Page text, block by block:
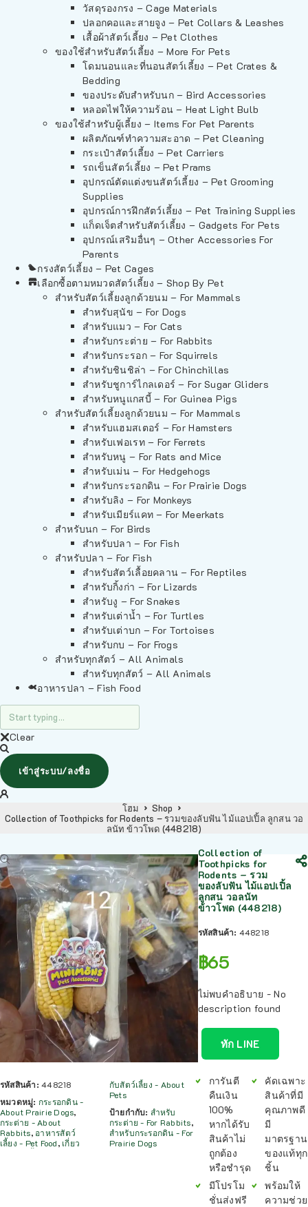
วัสดุรองกรง – Cage Materials
ปลอกคอและสายจูง – Pet Collars & Leashes
เสื้อผ้าสัตว์เลี้ยง – Pet Clothes
ของใช้สำหรับสัตว์เลี้ยง – More For Pets
โดมนอนและที่นอนสัตว์เลี้ยง – Pet Crates &
Bedding
ของประดับสำหรับนก – Bird Accessories
หลอดไฟให้ความร้อน – Heat Light Bulb
ของใช้สำหรับผู้เลี้ยง – Items For Pet Parents
ผลิตภัณฑ์ทำความสะอาด – Pet Cleaning
กระเป๋าสัตว์เลี้ยง – Pet Carriers
รถเข็นสัตว์เลี้ยง – Pet Prams
อุปกรณ์ตัดแต่งขนสัตว์เลี้ยง – Pet Grooming
Supplies
อุปกรณ์การฝึกสัตว์เลี้ยง – Pet Training Supplies
แก็ดเจ็ตสำหรับสัตว์เลี้ยง – Gadgets For Pets
อุปกรณ์เสริมอื่นๆ – Other Accessories For
Parents
กรงสัตว์เลี้ยง – Pet Cages
เลือกซื้อตามหมวดสัตว์เลี้ยง – Shop By Pet
สำหรับสัตว์เลี้ยงลูกด้วยนม – For Mammals
สำหรับสุนัข – For Dogs
สำหรับแมว – For Cats
สำหรับกระต่าย – For Rabbits
สำหรับกระรอก – For Squirrels
สำหรับชินชิล่า – For Chinchillas
สำหรับชูการ์ไกลเดอร์ – For Sugar Gliders
สำหรับหนูแกสบี้ – For Guinea Pigs
สำหรับสัตว์เลี้ยงลูกด้วยนม – For Mammals
สำหรับแฮมสเตอร์ – For Hamsters
สำหรับเฟอเรท – For Ferrets
สำหรับหนู – For Rats and Mice
สำหรับเม่น – For Hedgehogs
สำหรับกระรอกดิน – For Prairie Dogs
สำหรับลิง – For Monkeys
สำหรับเมียร์แคท – For Meerkats
สำหรับนก – For Birds
สำหรับปลา – For Fish
สำหรับปลา – For Fish
สำหรับสัตว์เลื้อยคลาน – For Reptiles
สำหรับกิ้งก่า – For Lizards
สำหรับงู – For Snakes
สำหรับเต่าน้ำ – For Turtles
สำหรับเต่าบก – For Tortoises
สำหรับกบ – For Frogs
สำหรับทุกสัตว์ – All Animals
สำหรับทุกสัตว์ – All Animals
อาหารปลา – Fish Food
Clear
เข้าสู่ระบบ/ลงชื่อ
โฮม
Shop
Collection of Toothpicks for Rodents – รวมของลับฟัน ไม้แอปเปิ้ล ลูกสน วอ
ลนัท ข้าวโพด (448218)
รหัสสินค้า:448218
หมวดหมู่: กระรอกดิน -
About Prairie Dogs,
กระต่าย - About
Rabbits, อาหารสัตว์
เลี้ยง - Pet Food, เกี่ยว
กับสัตว์เลี้ยง - About
Pets
ป้ายกำกับ: สำหรับ
กระต่าย - For Rabbits,
สำหรับกระรอกดิน - For
Prairie Dogs
Collection of
Toothpicks for
Rodents – รวม
ของลับฟัน ไม้แอปเปิ้ล
ลูกสน วอลนัท
ข้าวโพด (448218)
รหัสสินค้า: 448218
฿65
ไม่พบคำอธิบาย - No
description found
ทัก LINE
การันตี
คืนเงิน
100%
หากได้รับ
สินค้าไม่
ถูกต้อง
หรือชำรุด
มีโปรโม
ชั่นส่งฟรี
คัดเฉพาะ
สินค้าที่มี
คุณภาพดี
มี
มาตรฐาน
ของแท้ทุก
ชิ้น
พร้อมให้
ความช่วย